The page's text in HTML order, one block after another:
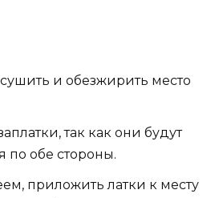
и обезжирить место
так как они будут
по обе стороны.
приложить латки к месту